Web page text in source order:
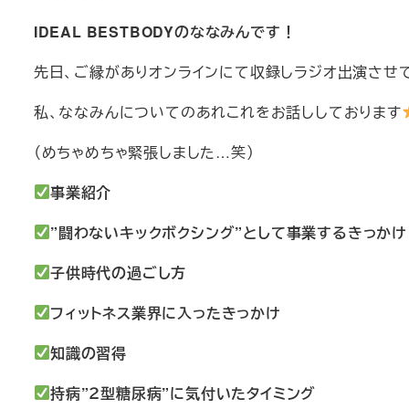
IDEAL BESTBODYのななみんです！
先日、ご縁がありオンラインにて収録しラジオ出演させ
私、ななみんについてのあれこれをお話ししております
（めちゃめちゃ緊張しました…笑）
事業紹介
”闘わないキックボクシング”として事業するきっかけ
子供時代の過ごし方
フィットネス業界に入ったきっかけ
知識の習得
持病”２型糖尿病”に気付いたタイミング